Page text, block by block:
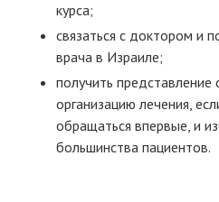
курса;
связаться с доктором и
врача в Израиле;
получить представление
организацию лечения,
обращаться впервые, и
большинства пациентов.